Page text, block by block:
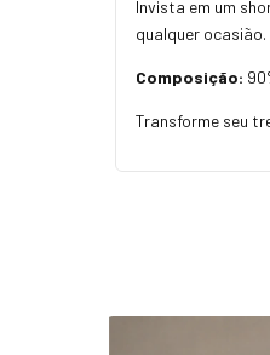
Invista em um
qualquer ocasião.
Composição:
Transforme seu